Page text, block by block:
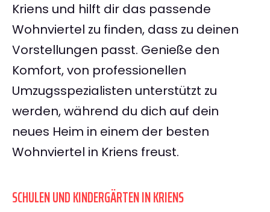
Kriens und hilft dir das passende
Wohnviertel zu finden, dass zu deinen
Vorstellungen passt. Genieße den
Komfort, von professionellen
Umzugsspezialisten unterstützt zu
werden, während du dich auf dein
neues Heim in einem der besten
Wohnviertel in Kriens freust.
SCHULEN UND KINDERGÄRTEN IN KRIENS